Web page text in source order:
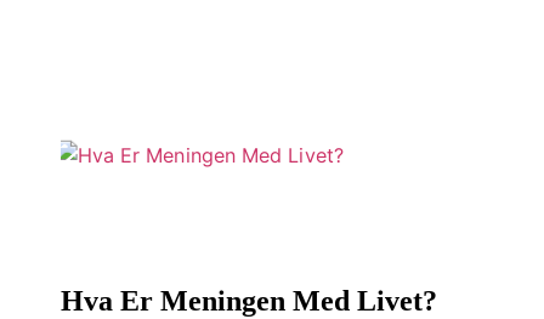
Hva Er Meningen Med Livet?